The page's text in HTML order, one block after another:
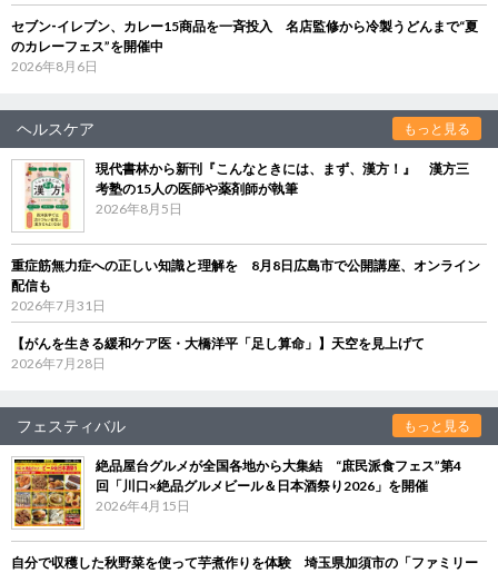
セブン‐イレブン、カレー15商品を一斉投入 名店監修から冷製うどんまで“夏
のカレーフェス”を開催中
2026年8月6日
ヘルスケア もっと見る
現代書林から新刊『こんなときには、まず、漢方！』 漢方三
考塾の15人の医師や薬剤師が執筆
2026年8月5日
重症筋無力症への正しい知識と理解を 8月8日広島市で公開講座、オンライン
配信も
2026年7月31日
【がんを生きる緩和ケア医・大橋洋平「足し算命」】天空を見上げて
2026年7月28日
フェスティバル もっと見る
絶品屋台グルメが全国各地から大集結 “庶民派食フェス”第4
回「川口×絶品グルメビール＆日本酒祭り2026」を開催
2026年4月15日
自分で収穫した秋野菜を使って芋煮作りを体験 埼玉県加須市の「ファミリー